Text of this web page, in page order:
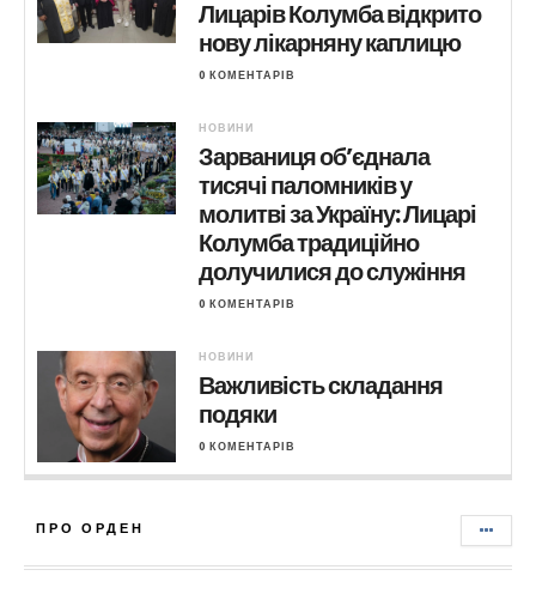
Лицарів Колумба відкрито
нову лікарняну каплицю
0 КОМЕНТАРІВ
НОВИНИ
Зарваниця об’єднала
тисячі паломників у
молитві за Україну: Лицарі
Колумба традиційно
долучилися до служіння
0 КОМЕНТАРІВ
НОВИНИ
Важливість складання
подяки
0 КОМЕНТАРІВ
ПРО ОРДЕН